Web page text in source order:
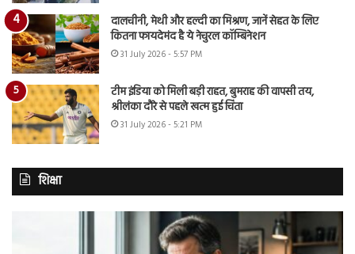
दालचीनी, मेथी और हल्दी का मिश्रण, जानें सेहत के लिए
कितना फायदेमंद है ये नेचुरल कॉम्बिनेशन
31 July 2026 - 5:57 PM
टीम इंडिया को मिली बड़ी राहत, बुमराह की वापसी तय,
श्रीलंका दौरे से पहले खत्म हुई चिंता
31 July 2026 - 5:21 PM
शिक्षा